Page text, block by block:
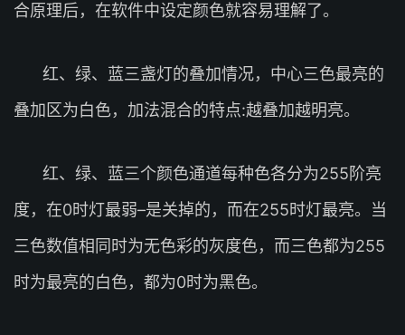
合原理后，在软件中设定颜色就容易理解了。
红、绿、蓝三盏灯的叠加情况，中心三色最亮的
叠加区为白色，加法混合的特点:越叠加越明亮。
红、绿、蓝三个颜色通道每种色各分为255阶亮
度，在0时灯最弱–是关掉的，而在255时灯最亮。当
三色数值相同时为无色彩的灰度色，而三色都为255
时为最亮的白色，都为0时为黑色。